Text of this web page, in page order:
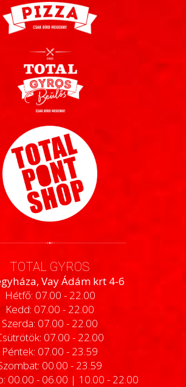
TOTAL GYROS
Vay Ádám krt 4-6
Hétfő: 07.00 - 22.00
Kedd: 07.00 - 22.00
Szerda: 07.00 - 22.00
07.00 - 22.00
Péntek: 07.00 - 23.59
00.00 - 23.59
00.00 - 06.00 | 10.00 - 22.00